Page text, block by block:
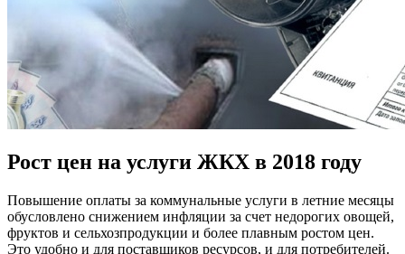
Рост цен на услуги ЖКХ в 2018 году
Повышение оплаты за коммунальные услуги в летние месяцы
обусловлено снижением инфляции за счет недорогих овощей,
фруктов и сельхозпродукции и более плавным ростом цен.
Это удобно и для поставщиков ресурсов, и для потребителей.